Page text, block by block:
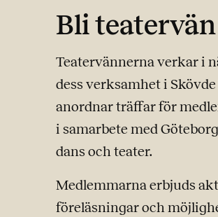
Bli
Teatervännerna verkar i
dess verksamhet i
anordnar träffar för
i samarbete med
dans och teater.
Medlemmarna erbjuds
föreläsningar och